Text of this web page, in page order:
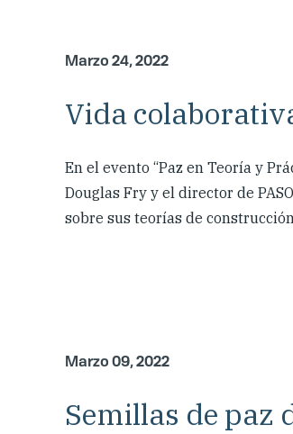
Marzo 24, 2022
Vida
En el evento “Paz en Teoría y
Douglas Fry y el director de
sobre sus teorías de
Marzo 09, 2022
Semillas de paz